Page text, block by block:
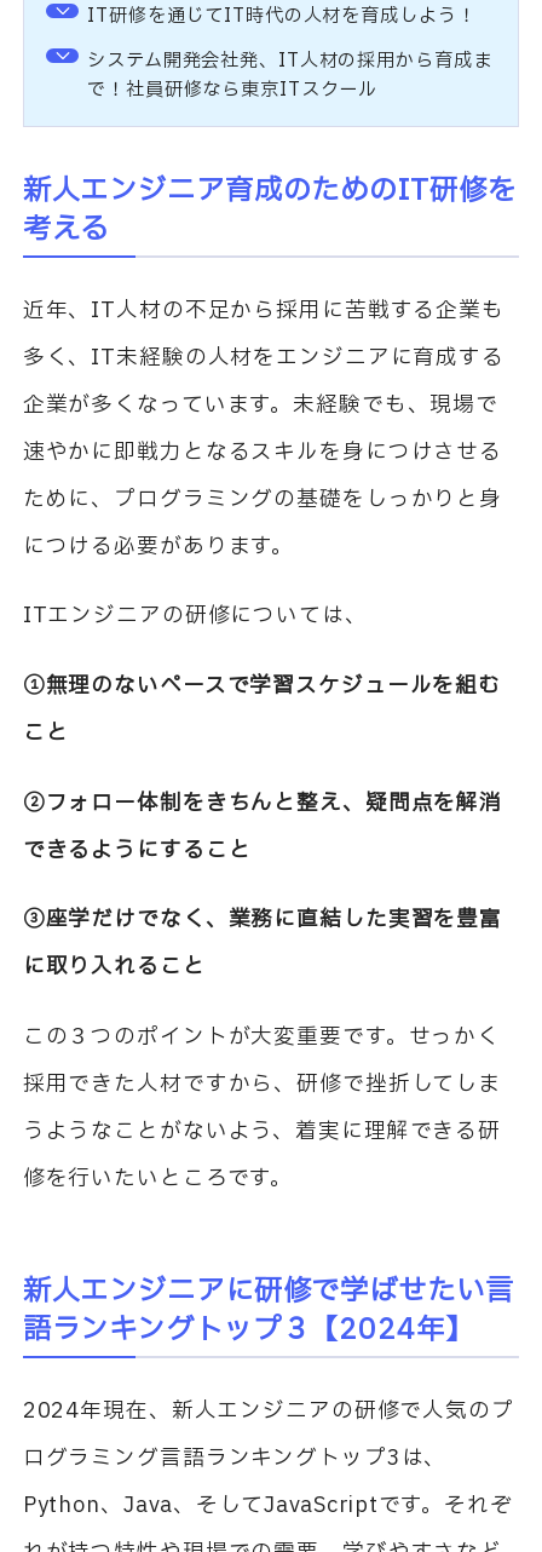
IT研修を通じてIT時代の人材を育成しよう！
システム開発会社発、IT人材の採用から育成ま
で！社員研修なら東京ITスクール
新人エンジニア育成のためのIT研修を
考える
近年、 IT人材の不足から採用に苦戦する企業も
多く、 IT未経験の人材をエンジニアに育成する
企業が多くなっています。未経験でも、現場で
速やかに即戦力となるスキルを身につけさせる
ために、プログラミングの基礎をしっかりと身
につける必要があります。
ITエンジニアの研修については、
①無理のないペースで学習スケジュールを組む
こと
②フォロー体制をきちんと整え、疑問点を解消
できるようにすること
③座学だけでなく、業務に直結した実習を豊富
に取り入れること
この３つのポイントが大変重要です。せっかく
採用できた人材ですから、研修で挫折してしま
うようなことがないよう、着実に理解できる研
修を行いたいところです。
新人エンジニアに研修で学ばせたい言
語ランキングトップ３【2024年】
2024年現在、新人エンジニアの研修で人気のプ
ログラミング言語ランキングトップ3は、
Python、 Java、そしてJavaScriptです。それぞ